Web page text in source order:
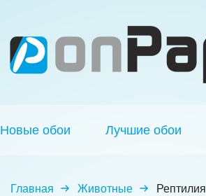
Новые обои Лучшие обои
Главная Животные Рептилия